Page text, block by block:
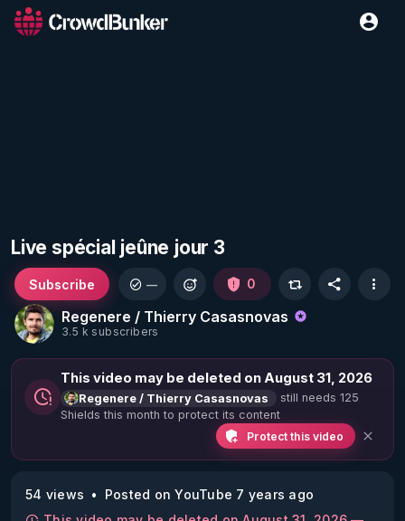
Live spécial jeûne jour 3
Regenere / Thierry Casasnovas
3.5 k subscribers
Subscribe — 0
This video may be deleted on August 31, 2026
Regenere / Thierry Casasnovas
still needs 125
Shields this month to protect its content
Protect this video
54 views
Posted on YouTube 7 years ago